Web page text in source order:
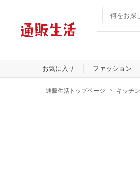
バ
ル
メ
お気に入り ファッション
通販生活トップページ キッチン